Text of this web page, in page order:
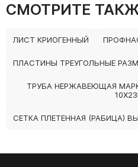
СМОТРИТЕ
ЛИСТ КРИОГЕННЫЙ
ПЛАСТИНЫ ТРЕУГОЛЬНЫЕ
ТРУБА НЕРЖАВЕЮЩАЯ
СЕТКА ПЛЕТЕННАЯ (РАБИЦА)